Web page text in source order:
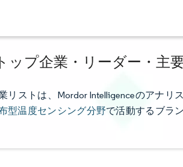
ップ企業・リーダー・主
リストは、Mordor Intelligenceのアナリ
型温度センシング分野で活動するブラ